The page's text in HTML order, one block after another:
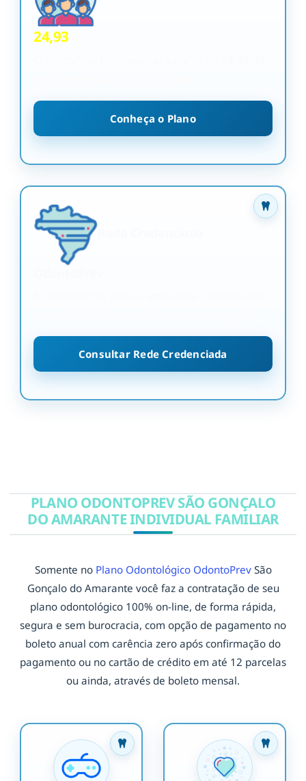
24,93
Conheça o Plano
Consultar Rede Credenciada
PLANO ODONTOPREV SÃO GONÇALO
DO AMARANTE INDIVIDUAL FAMILIAR
Somente no Plano Odontológico OdontoPrevSão
Gonçalo do Amarante você faz a contratação de seu
plano odontológico 100% on-line, de forma rápida,
segura e sem burocracia, com opção de pagamento no
boleto anual com carência zero após confirmação do
pagamento ou no cartão de crédito em até 12 parcelas
ou ainda, através de boleto mensal.